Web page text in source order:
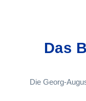
Das
Die Georg-